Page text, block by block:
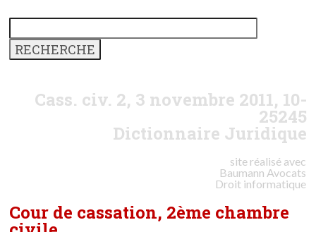
Cass. civ. 2, 3 novembre 2011, 10-
25245
Dictionnaire Juridique
site réalisé avec
Baumann Avocats
Droit informatique
Cour de cassation, 2ème chambre